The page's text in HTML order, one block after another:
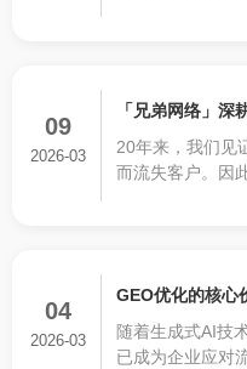
09
2026-03
「兄弟网络」深
企业打造“赚钱
20年来，我们见
而流失客户。因
04
2026-03
GEO优化的核心
随着生成式AI技
已成为企业应对